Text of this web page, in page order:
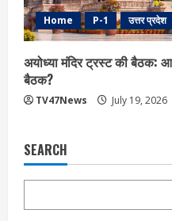
Home P-1 उत्तर प्रदेश
अयोध्या मंदिर ट्रस्ट की बैठक:
बैठक?
TV47News July 19, 2026
SEARCH